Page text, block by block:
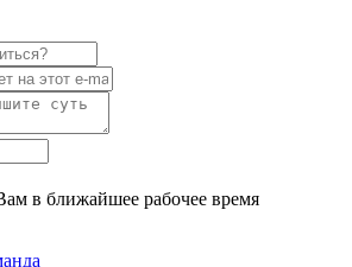
в ближайшее рабочее время